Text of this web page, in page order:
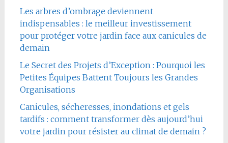
Les arbres d’ombrage deviennent
indispensables : le meilleur investissement
pour protéger votre jardin face aux canicules de
demain
Le Secret des Projets d’Exception : Pourquoi les
Petites Équipes Battent Toujours les Grandes
Organisations
Canicules, sécheresses, inondations et gels
tardifs : comment transformer dès aujourd’hui
votre jardin pour résister au climat de demain ?